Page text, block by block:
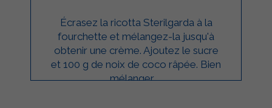
Écrasez la ricotta Sterilgarda à la
fourchette et mélangez-la jusqu'à
obtenir une crème. Ajoutez le sucre
et 100 g de noix de coco râpée. Bien
mélanger ...